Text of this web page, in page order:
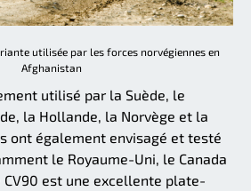
utilisée par les forces norvégiennes en
Afghanistan
utilisé par la Suède, le
la Hollande, la Norvège et la
ont également envisagé et testé
le Royaume-Uni, le Canada
est une excellente plate-